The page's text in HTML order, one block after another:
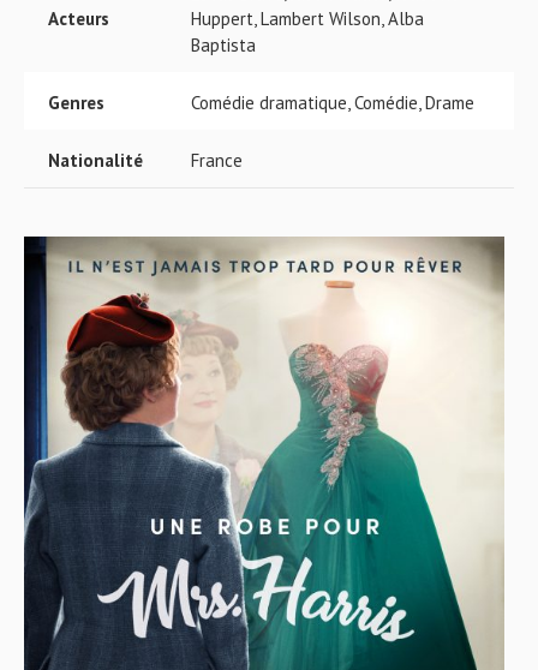
Acteurs
Huppert, Lambert Wilson, Alba
Baptista
Genres Comédie dramatique, Comédie, Drame
Nationalité France